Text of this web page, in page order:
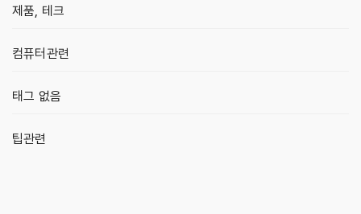
제품, 테크
컴퓨터관련
태그 없음
팁관련